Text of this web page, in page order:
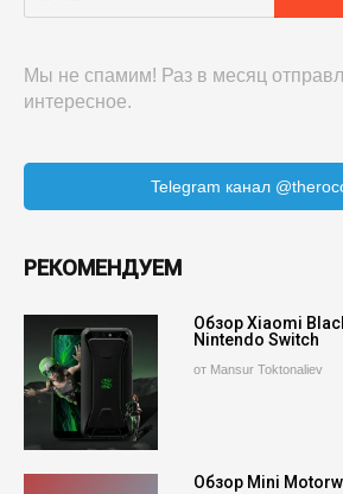
Мы не спамим! Раз в месяц
интересное.
Telegram канал
РЕКОМЕНДУЕМ
Обзор Xiaomi
Nintendo Switch
от Mansur Toktonaliev
Обзор Mini